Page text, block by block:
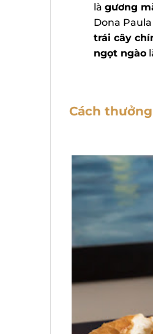
làgương
Dona
trái cây
ngọt ngào
Cách